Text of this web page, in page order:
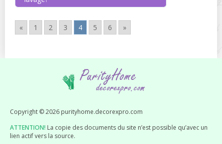
« 1 2 3 4 5 6 »
Copyright © 2026 purityhome.decorexpro.com
ATTENTION! La copie des documents du site n’est possible qu’avec un
lien actif vers la source.